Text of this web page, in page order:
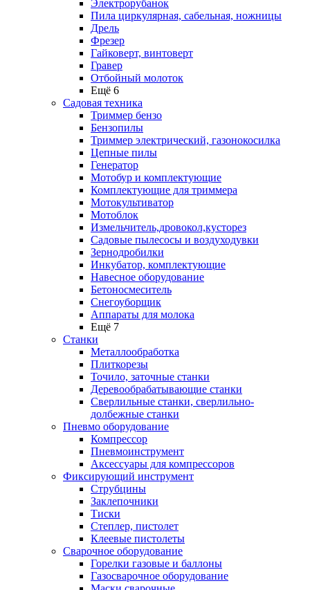
Электрорубанок
Пила циркулярная, сабельная, ножницы
Дрель
Фрезер
Гайковерт, винтоверт
Гравер
Отбойный молоток
Ещё 6
Садовая техника
Триммер бензо
Бензопилы
Триммер электрический, газонокосилка
Цепные пилы
Генератор
Мотобур и комплектующие
Комплектующие для триммера
Мотокультиватор
Мотоблок
Измельчитель,дровокол,кусторез
Садовые пылесосы и воздуходувки
Зернодробилки
Инкубатор, комплектующие
Навесное оборудование
Бетоносмеситель
Снегоуборщик
Аппараты для молока
Ещё 7
Станки
Металлообработка
Плиткорезы
Точило, заточные станки
Деревообрабатывающие станки
Сверлильные станки, сверлильно-
долбежные станки
Пневмо оборудование
Компрессор
Пневмоинструмент
Аксессуары для компрессоров
Фиксирующий инструмент
Струбцины
Заклепочники
Тиски
Степлер, пистолет
Клеевые пистолеты
Сварочное оборудование
Горелки газовые и баллоны
Газосварочное оборудование